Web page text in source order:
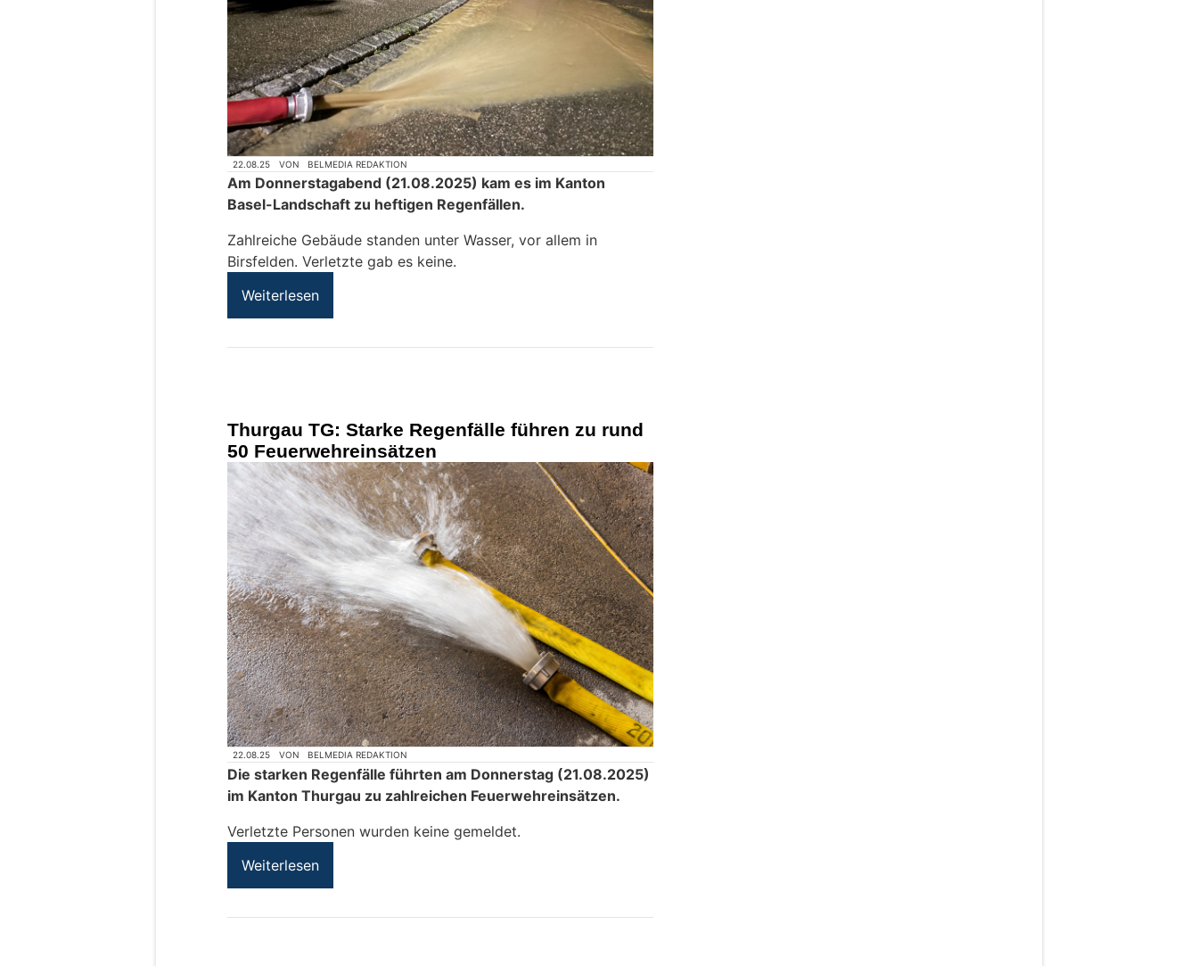
22.08.25 VON BELMEDIA REDAKTION
Am Donnerstagabend (21.08.2025) kam es im Kanton
Basel-Landschaft zu heftigen Regenfällen.
Zahlreiche Gebäude standen unter Wasser, vor allem in
Birsfelden. Verletzte gab es keine.
Weiterlesen
Thurgau TG: Starke Regenfälle führen zu rund
50 Feuerwehreinsätzen
22.08.25 VON BELMEDIA REDAKTION
Die starken Regenfälle führten am Donnerstag (21.08.2025)
im Kanton Thurgau zu zahlreichen Feuerwehreinsätzen.
Verletzte Personen wurden keine gemeldet.
Weiterlesen